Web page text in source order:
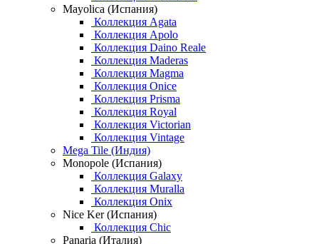
Mayolica (Испания)
Коллекция Agata
Коллекция Apolo
Коллекция Daino Reale
Коллекция Maderas
Коллекция Magma
Коллекция Onice
Коллекция Prisma
Коллекция Royal
Коллекция Victorian
Коллекция Vintage
Mega Tile (Индия)
Monopole (Испания)
Коллекция Galaxy
Коллекция Muralla
Коллекция Onix
Nice Ker (Испания)
Коллекция Chic
Panaria (Италия)